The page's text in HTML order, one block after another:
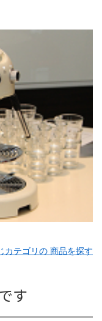
カテゴリの 商品を探す
す